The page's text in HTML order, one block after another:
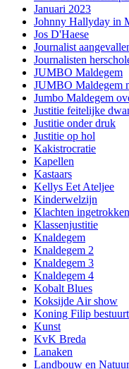
Januari 2023
Johnny Hallyday in
Jos D'Haese
Journalist
Journalisten
JUMBO Maldegem
JUMBO Maldegem
Jumbo Maldegem
Justitie feitelijke
Justitie onder druk
Justitie op hol
Kakistrocratie
Kapellen
Kastaars
Kellys Eet Ateljee
Kinderwelzijn
Klachten ingetrokken
Klassenjustitie
Knaldegem
Knaldegem 2
Knaldegem 3
Knaldegem 4
Kobalt Blues
Koksijde Air show
Koning Filip
Kunst
KvK Breda
Lanaken
Landbouw en Natuur